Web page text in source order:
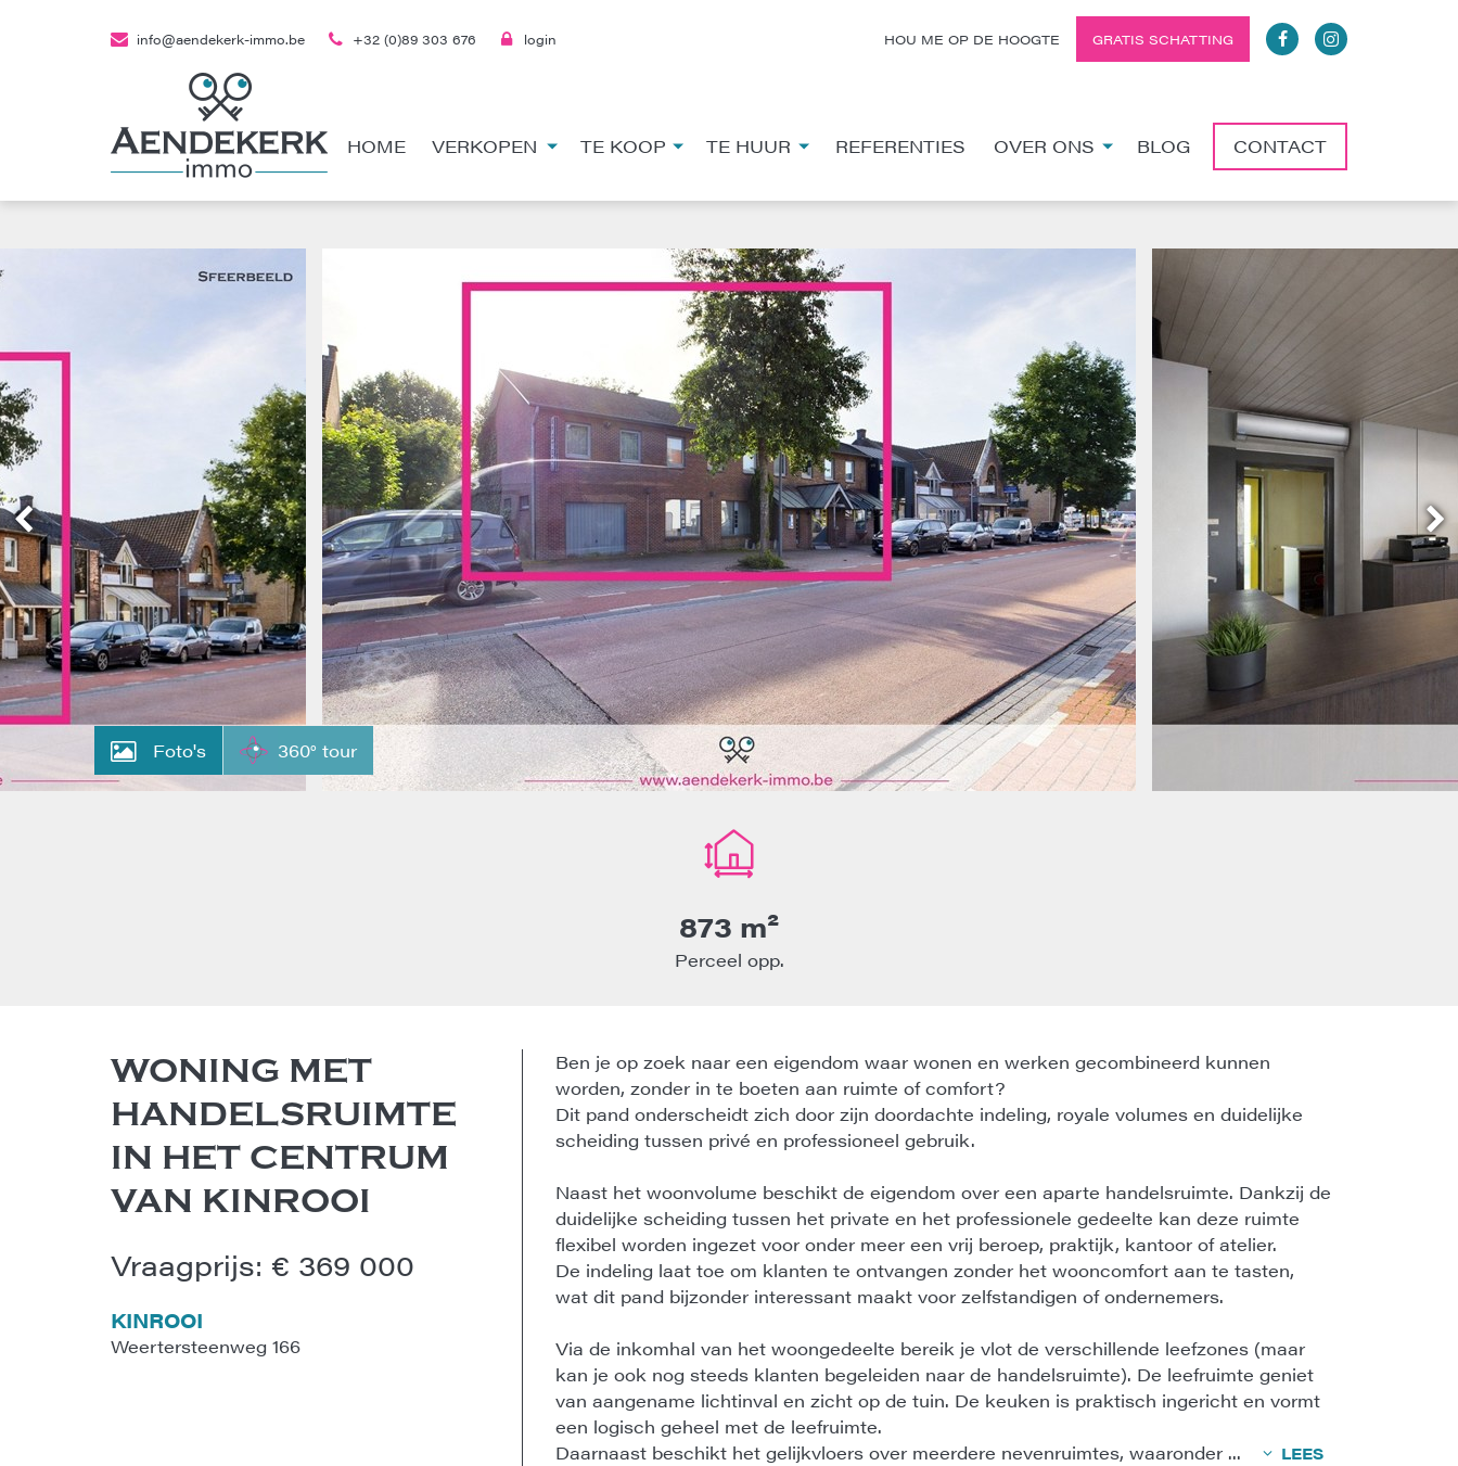
HOME VERKOPEN TE KOOP TE HUUR REFERENTIES OVER ONS BLOG CONTACT
info@aendekerk-immo.be +32 (0)89 303 676 login HOU ME OP DE HOOGTE GRATIS SCHATTING
Foto's 360° tour
873 m²
Perceel opp.
WONING MET
HANDELSRUIMTE
IN HET CENTRUM
VAN KINROOI
Vraagprijs: € 369 000
KINROOI
Weertersteenweg 166
Ben je op zoek naar een eigendom waar wonen en werken gecombineerd kunnen
worden, zonder in te boeten aan ruimte of comfort?
Dit pand onderscheidt zich door zijn doordachte indeling, royale volumes en duidelijke
scheiding tussen privé en professioneel gebruik.
Naast het woonvolume beschikt de eigendom over een aparte handelsruimte. Dankzij de
duidelijke scheiding tussen het private en het professionele gedeelte kan deze ruimte
flexibel worden ingezet voor onder meer een vrij beroep, praktijk, kantoor of atelier.
De indeling laat toe om klanten te ontvangen zonder het wooncomfort aan te tasten,
wat dit pand bijzonder interessant maakt voor zelfstandigen of ondernemers.
Via de inkomhal van het woongedeelte bereik je vlot de verschillende leefzones (maar
kan je ook nog steeds klanten begeleiden naar de handelsruimte). De leefruimte geniet
van aangename lichtinval en zicht op de tuin. De keuken is praktisch ingericht en vormt
een logisch geheel met de leefruimte.
Daarnaast beschikt het gelijkvloers over meerdere nevenruimtes, waaronder ...
LEES